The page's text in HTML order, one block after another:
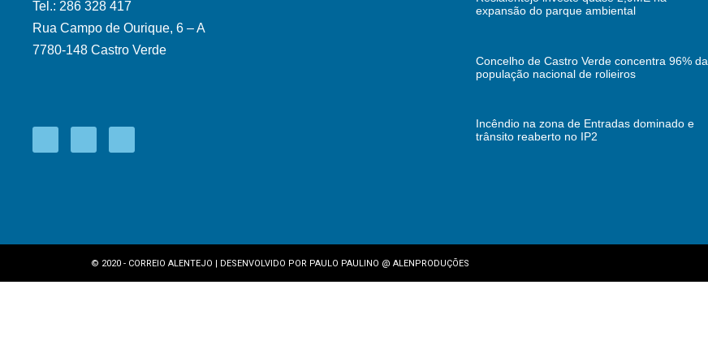
Tel.: 286 328 417
Rua Campo de Ourique, 6 – A
7780-148 Castro Verde
expansão do parque ambiental
Concelho de Castro Verde concentra 96% da
população nacional de rolieiros
Incêndio na zona de Entradas dominado e
trânsito reaberto no IP2
© 2020 - CORREIO ALENTEJO | DESENVOLVIDO POR PAULO PAULINO @ ALENPRODUÇÕES